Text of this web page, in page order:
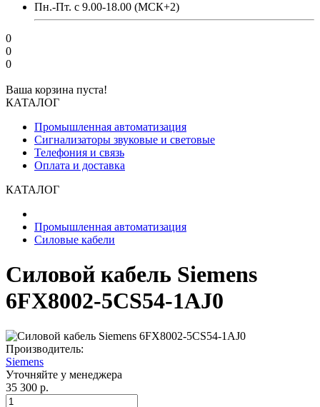
Пн.-Пт. с 9.00-18.00 (МСК+2)
0
0
0
Ваша корзина пуста!
КАТАЛОГ
Промышленная автоматизация
Сигнализаторы звуковые и световые
Телефония и связь
Оплата и доставка
КАТАЛОГ
Промышленная автоматизация
Силовые кабели
Силовой кабель Siemens
6FX8002-5CS54-1AJ0
Производитель:
Siemens
Уточняйте у менеджера
35 300 р.